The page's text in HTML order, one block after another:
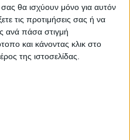
θα ισχύουν μόνο για αυτόν
τις προτιμήσεις σας ή να
ανά πάσα στιγμή
και κάνοντας κλικ στο
της ιστοσελίδας.